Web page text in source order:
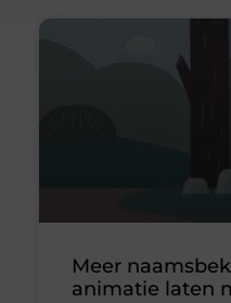
Meer
animatie laten